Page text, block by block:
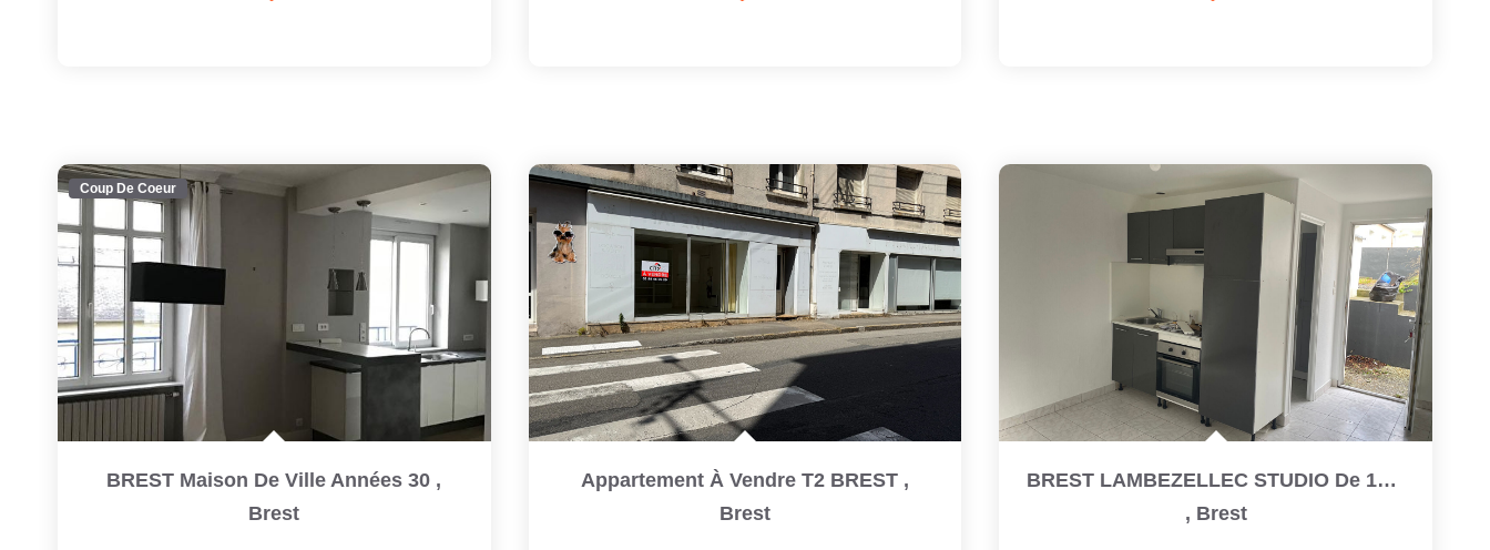
Coup De Coeur
BREST Maison De Ville Années 30 ,
Brest
Appartement À Vendre T2 BREST ,
Brest
BREST LAMBEZELLEC STUDIO De 17 M2 Refait À Neuf
, Brest